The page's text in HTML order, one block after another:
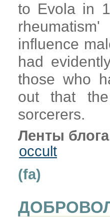
to Evola in
influence
had
those who
out that
sorcerers.
Ленты
occult
(fa)